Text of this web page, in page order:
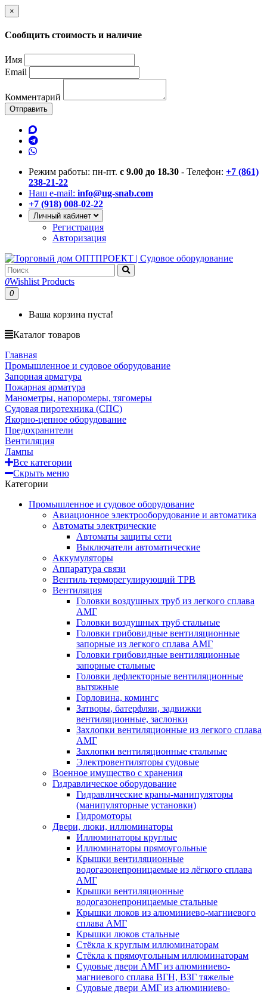
×
Сообщить стоимость и наличие
Имя
Email
Комментарий
Отправить
Режим работы: пн-пт. с 9.00 до 18.30 - Телефон: +7 (861)
238-21-22
Наш e-mail: info@ug-snab.com
+7 (918) 008-02-22
Личный кабинет
Регистрация
Авторизация
0Wishlist Products
0
Ваша корзина пуста!
Каталог товаров
Главная
Промышленное и судовое оборудование
Запорная арматура
Пожарная арматура
Манометры, напоромеры, тягомеры
Судовая пиротехника (СПС)
Якорно-цепное оборудование
Предохранители
Вентиляция
Лампы
Все категории
Скрыть меню
Категории
Промышленное и судовое оборудование
Авиационное электрооборудование и автоматика
Автоматы электрические
Автоматы защиты сети
Выключатели автоматические
Аккумуляторы
Аппаратура связи
Вентиль терморегулирующий ТРВ
Вентиляция
Головки воздушных труб из легкого сплава
АМГ
Головки воздушных труб стальные
Головки грибовидные вентиляционные
запорные из легкого сплава АМГ
Головки грибовидные вентиляционные
запорные стальные
Головки дефлекторные вентиляционные
вытяжные
Горловина, комингс
Затворы, батерфляи, задвижки
вентиляционные, заслонки
Захлопки вентиляционные из легкого сплава
АМГ
Захлопки вентиляционные стальные
Электровентиляторы судовые
Военное имущество с хранения
Гидравлическое оборудование
Гидравлические краны-манипуляторы
(манипуляторные установки)
Гидромоторы
Двери, люки, иллюминаторы
Иллюминаторы круглые
Иллюминаторы прямоугольные
Крышки вентиляционные
водогазонепроницаемые из лёгкого сплава
АМГ
Крышки вентиляционные
водогазонепроницаемые стальные
Крышки люков из алюминиево-магниевого
сплава АМГ
Крышки люков стальные
Стёкла к круглым иллюминаторам
Стёкла к прямоугольным иллюминаторам
Судовые двери АМГ из алюминиево-
магниевого сплава ВГН, ВЗГ тяжелые
Судовые двери АМГ из алюминиево-